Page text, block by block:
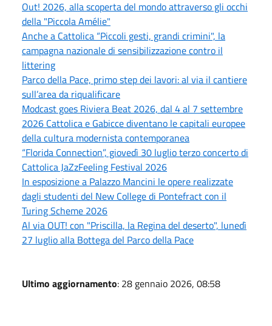
Out! 2026, alla scoperta del mondo attraverso gli occhi
della "Piccola Amélie"
Anche a Cattolica “Piccoli gesti, grandi crimini", la
campagna nazionale di sensibilizzazione contro il
littering
Parco della Pace, primo step dei lavori: al via il cantiere
sull’area da riqualificare
Modcast goes Riviera Beat 2026, dal 4 al 7 settembre
2026 Cattolica e Gabicce diventano le capitali europee
della cultura modernista contemporanea
“Florida Connection”, giovedì 30 luglio terzo concerto di
Cattolica JaZzFeeling Festival 2026
In esposizione a Palazzo Mancini le opere realizzate
dagli studenti del New College di Pontefract con il
Turing Scheme 2026
Al via OUT! con "Priscilla, la Regina del deserto", lunedì
27 luglio alla Bottega del Parco della Pace
Ultimo aggiornamento: 28 gennaio 2026, 08:58